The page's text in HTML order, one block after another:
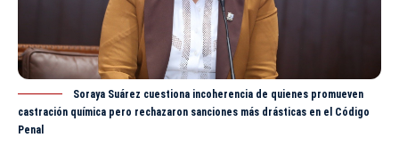
Soraya Suárez cuestiona incoherencia de quienes promueven
castración química pero rechazaron sanciones más drásticas en el Código
Penal